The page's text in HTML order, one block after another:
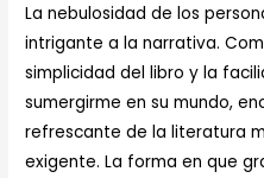
La nebulosidad de los
intrigante a la narrativa.
simplicidad del libro y la
sumergirme en su mundo,
refrescante de la literatura
exigente. La forma en que